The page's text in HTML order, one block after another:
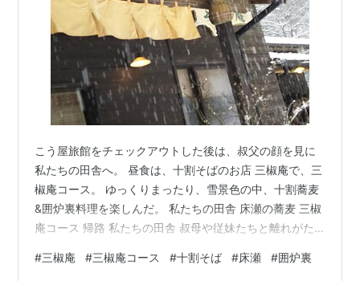
こう屋旅館をチェックアウトした後は、叔父の顔を見に
私たちの田舎へ。 昼食は、十割そばのお店 三椒庵で、三
椒庵コース。 ゆっくりまったり、雪景色の中、十割蕎麦
&囲炉裏料理を楽しんだ。 私たちの田舎 床瀬の蕎麦 三椒
庵コース 帰路 私たちの田舎 叔母や従妹たちと離れがた
は竹野の山奥で、神鍋山の麓にある。 田舎と言っても、
#三椒庵 #三椒庵コース #十割そば #床瀬 #囲炉裏